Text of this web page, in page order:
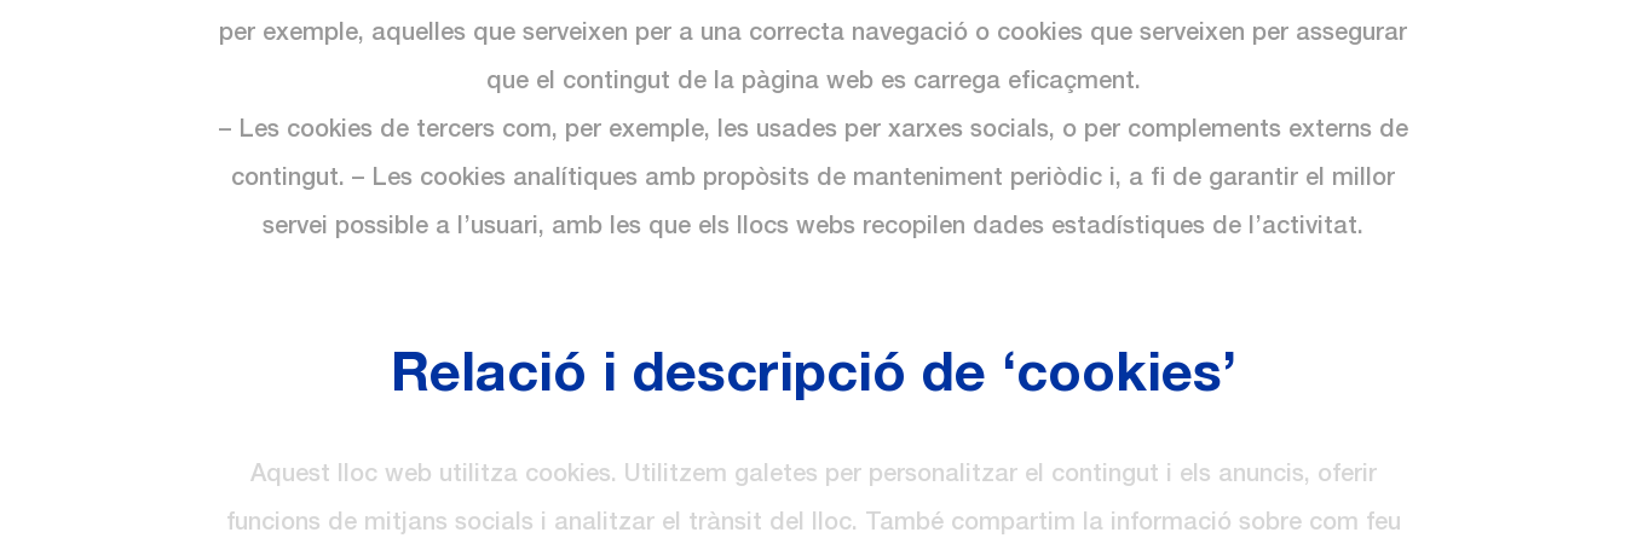
per exemple, aquelles que serveixen per a una correcta navegació o cookies que serveixen per assegurar
que el contingut de la pàgina web es carrega eficaçment.
– Les cookies de tercers com, per exemple, les usades per xarxes socials, o per complements externs de
contingut. – Les cookies analítiques amb propòsits de manteniment periòdic i, a fi de garantir el millor
servei possible a l’usuari, amb les que els llocs webs recopilen dades estadístiques de l’activitat.
Relació i descripció de ‘cookies’
Aquest lloc web utilitza cookies. Utilitzem galetes per personalitzar el contingut i els anuncis, oferir
funcions de mitjans socials i analitzar el trànsit del lloc. També compartim la informació sobre com feu